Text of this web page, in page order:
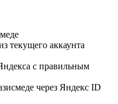
текущего аккаунта
с правильным
через Яндекс ID